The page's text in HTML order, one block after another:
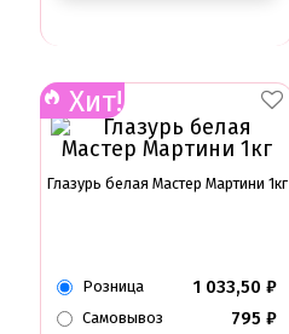
Хит!
Глазурь белая Мастер Мартини 1кг
Розница 1 033,50 ₽
Самовывоз 795 ₽